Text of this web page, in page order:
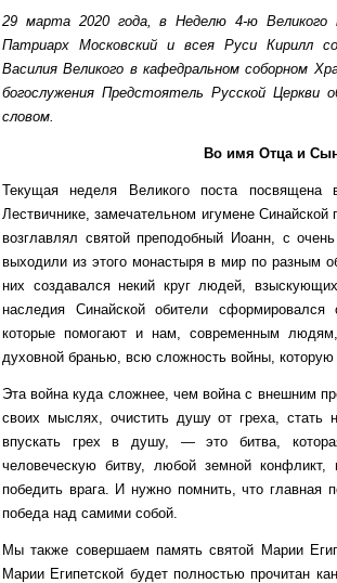
29 марта 2020 года, в Неделю 4-ю Великого
Патриарх Московский и всея Руси Кирилл
Василия Великого в кафедральном соборном
богослужения Предстоятель Русской
словом.
Во имя Отца и
Текущая неделя Великого поста посвящена
Лествичнике, замечательном игумене
возглавлял святой преподобный Иоанн, с
выходили из этого монастыря в мир по разным
них создавался некий круг людей,
наследия Синайской обители сформировался
которые помогают и нам, современным
духовной бранью, всю сложность войны,
Эта война куда сложнее, чем война с внешним
своих мыслях, очистить душу от греха,
впускать грех в душу, — это битва,
человеческую битву, любой земной
победить врага. И нужно помнить, что
победа над самими собой.
Мы также совершаем память святой Марии
Марии Египетской будет полностью прочитан